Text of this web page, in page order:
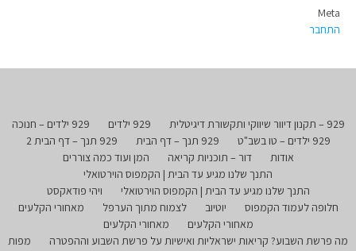
Meta
התחבר
929 – תקנון דיוור שיווקי ותקשורת דיגיטלית 929 ילדים
929 ילדים – חנוכה
929 ילדים – טו בשב"ט
929 תנך – דף הבית
929 תנך – דף הבית 2
אודות
דור – תוכניות קריאה
המן ועוד כמה צוררים
התנך שלנו מגיע עד הבית | הקמפוס הוירטואלי
התנך שלנו מגיע עד הבית | הקמפוס הוירטואלי
ויהי פודאקסט
חלופה לעמוד הקמפוס
יוטיוב לצמוח מתוך הערפל
מאחורי הקלעים
מאחורי הקלעים
מאחורי הקלעים
מה פרשת השבוע? קריאות ישראליות ואישיות על פרשת השבוע וההפטרה
מפות